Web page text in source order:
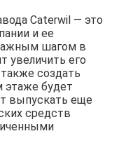
Caterwil — это
и ее
шагом в
увеличить его
создать
этаже будет
выпускать еще
средств